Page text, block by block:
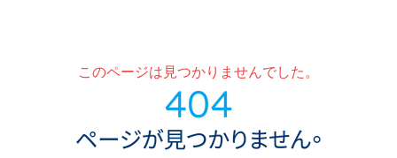
このページは見つかりませんでした。